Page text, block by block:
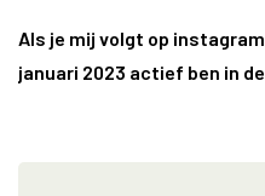
Als je mij volgt op
januari 2023 actief ben in